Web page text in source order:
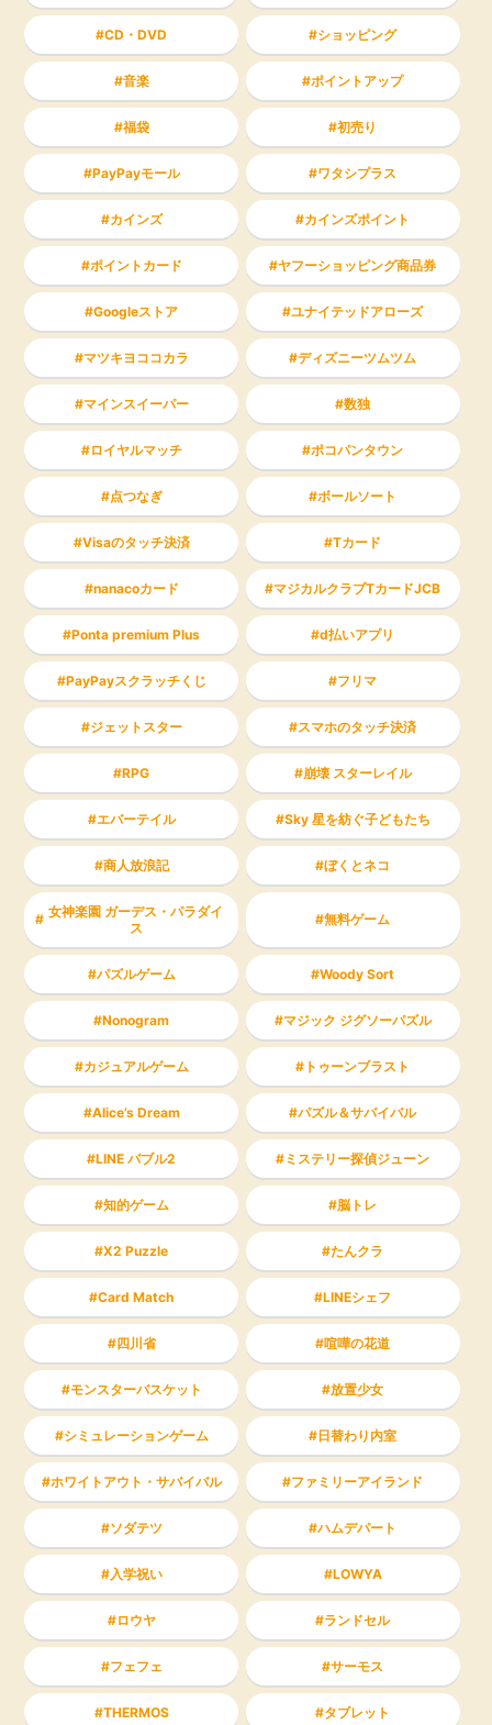
CD・DVD ショッピング
音楽 ポイントアップ
福袋 初売り
PayPayモール ワタシプラス
カインズ カインズポイント
ポイントカード ヤフーショッピング商品券
Googleストア ユナイテッドアローズ
マツキヨココカラ ディズニーツムツム
マインスイーパー 数独
ロイヤルマッチ ポコパンタウン
点つなぎ ボールソート
Visaのタッチ決済 Tカード
nanacoカード マジカルクラブTカードJCB
Ponta premium Plus d払いアプリ
PayPayスクラッチくじ フリマ
ジェットスター スマホのタッチ決済
RPG 崩壊 スターレイル
エバーテイル Sky 星を紡ぐ子どもたち
商人放浪記 ぼくとネコ
女神楽園 ガーデス・パラダイ
ス
無料ゲーム
パズルゲーム Woody Sort
Nonogram マジック ジグソーパズル
カジュアルゲーム トゥーンブラスト
Alice’s Dream パズル＆サバイバル
LINE バブル2 ミステリー探偵ジューン
知的ゲーム 脳トレ
X2 Puzzle たんクラ
Card Match LINEシェフ
四川省 喧嘩の花道
モンスターバスケット 放置少女
シミュレーションゲーム 日替わり内室
ホワイトアウト・サバイバル ファミリーアイランド
ソダテツ ハムデパート
入学祝い LOWYA
ロウヤ ランドセル
フェフェ サーモス
THERMOS タブレット